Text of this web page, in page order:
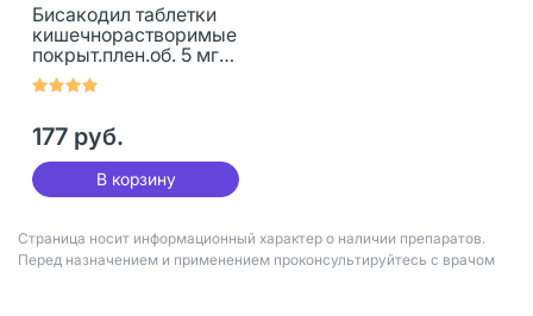
Бисакодил таблетки
кишечнорастворимые
покрыт.плен.об. 5 мг
30 шт
177 руб.
В корзину
Страница носит информационный характер о наличии препаратов.
Перед назначением и применением проконсультируйтесь с врачом